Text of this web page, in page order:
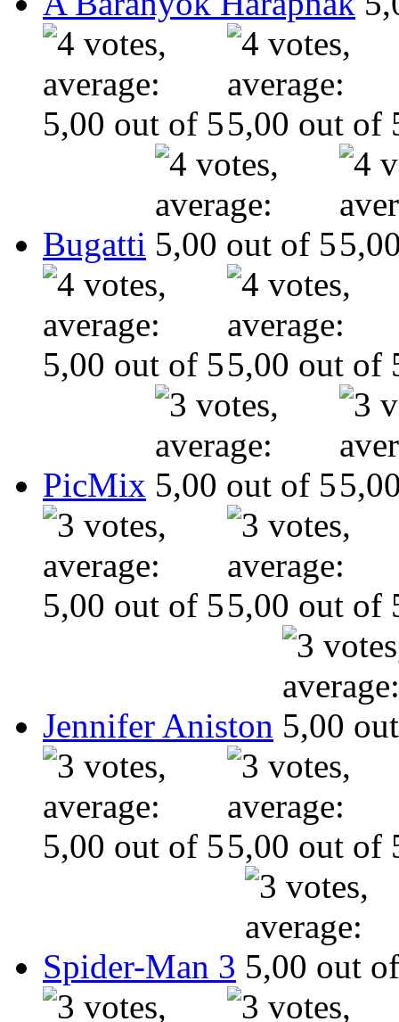
Bugatti
PicMix
Jennifer Aniston
Spider-Man 3